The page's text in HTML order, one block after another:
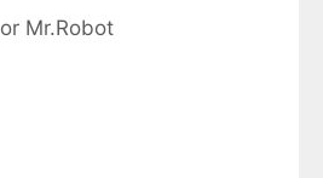
Mr.Robot